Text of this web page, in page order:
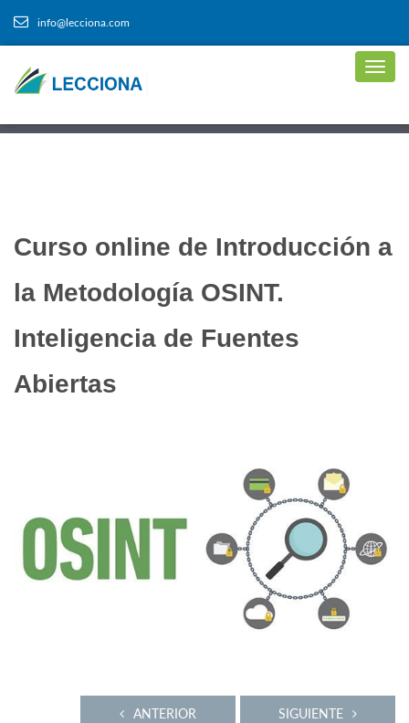
info@lecciona.com
Curso online de Introducción a
la Metodología OSINT.
Inteligencia de Fuentes
Abiertas
SIGUIENTE
ANTERIOR